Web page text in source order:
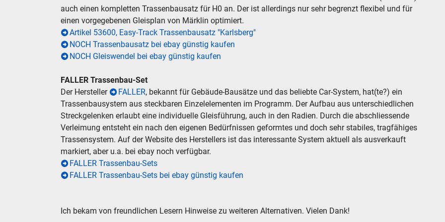
auch einen kompletten Trassenbausatz für H0 an. Der ist allerdings nur sehr begrenzt flexibel und für
einen vorgegebenen Gleisplan von Märklin optimiert.
Artikel 53600, Easy-Track Trassenbausatz "Karlsberg"
NOCH Trassenbausatz bei ebay günstig kaufen
NOCH Gleiswendel bei ebay günstig kaufen
FALLER Trassenbau-Set
Der Hersteller
FALLER, bekannt für Gebäude-Bausätze und das beliebte Car-System, hat(te?) ein
Trassenbausystem aus steckbaren Einzelelementen im Programm. Der Aufbau aus unterschiedlichen
Streckgelenken erlaubt eine individuelle Gleisführung, auch in den Radien. Durch die abschliessende
Verleimung entsteht ein nach den eigenen Bedürfnissen geformtes und doch sehr stabiles, tragfähiges
Trassensystem. Auf der Website des Herstellers ist das interessante System aktuell als ausverkauft
markiert, aber u.a. bei ebay noch verfügbar.
FALLER Trassenbau-Sets
FALLER Trassenbau-Sets bei ebay günstig kaufen
Ich bekam von freundlichen Lesern Hinweise zu weiteren Alternativen. Vielen Dank!
SUCHEN
Durchsuchen
alles